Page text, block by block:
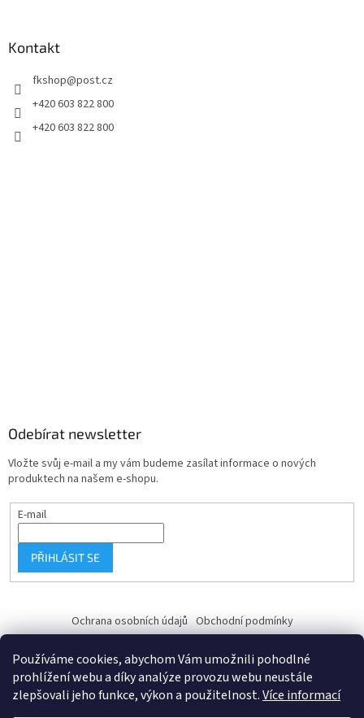
Používáme cookies, abychom Vám umožnili pohodlné
prohlížení webu a díky analýze provozu webu neustále
zlepšovali jeho funkce, výkon a použitelnost.Více informací
Kontakt
fkshop@post.cz
+420 603 822 800
+420 603 822 800
Odebírat newsletter
Vložte svůj e-mail a my vám budeme zasílat informace o nových
produktech na našem e-shopu.
E-mail
PŘIHLÁSIT SE
Ochrana osobních údajů Obchodní podmínky